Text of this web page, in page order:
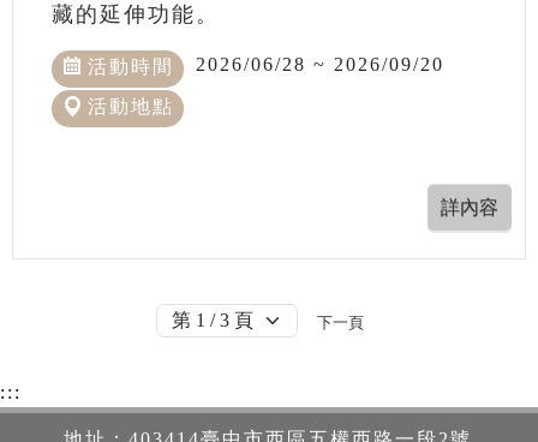
藏的延伸功能。
活動時間 2026/06/28 ~ 2026/09/20
活動地點
下一頁
:::